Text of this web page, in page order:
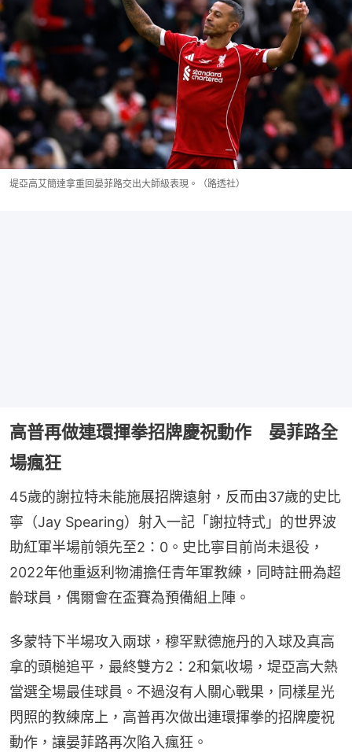
堤亞高艾簡達拿重回晏菲路交出大師級表現。（路透社）
高普再做連環揮拳招牌慶祝動作 晏菲路全
場瘋狂
45歲的謝拉特未能施展招牌遠射，反而由37歲的史比
寧（Jay Spearing）射入一記「謝拉特式」的世界波
助紅軍半場前領先至2：0。史比寧目前尚未退役，
2022年他重返利物浦擔任青年軍教練，同時註冊為超
齡球員，偶爾會在盃賽為預備組上陣。
多蒙特下半場攻入兩球，穆罕默德施丹的入球及真高
拿的頭槌追平，最終雙方2：2和氣收場，堤亞高大熱
當選全場最佳球員。不過沒有人關心戰果，同樣星光
閃照的教練席上，高普再次做出連環揮拳的招牌慶祝
動作，讓晏菲路再次陷入瘋狂。